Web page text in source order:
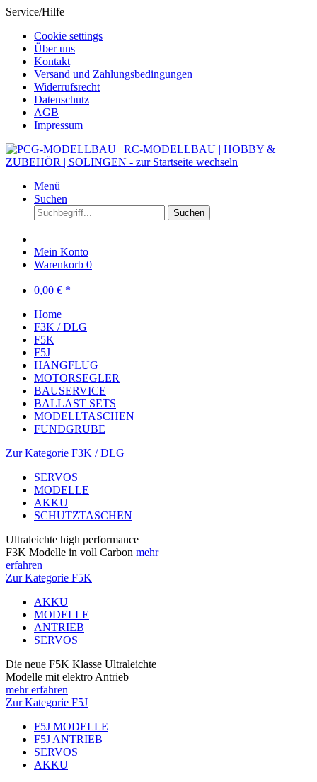
Service/Hilfe
Cookie settings
Über uns
Kontakt
Versand und Zahlungsbedingungen
Widerrufsrecht
Datenschutz
AGB
Impressum
Menü
Suchen
Suchen
Mein Konto
Warenkorb 0
0,00 € *
Home
F3K / DLG
F5K
F5J
HANGFLUG
MOTORSEGLER
BAUSERVICE
BALLAST SETS
MODELLTASCHEN
FUNDGRUBE
Zur Kategorie F3K / DLG
SERVOS
MODELLE
AKKU
SCHUTZTASCHEN
Ultraleichte high performance
F3K Modelle in voll Carbon mehr
erfahren
Zur Kategorie F5K
AKKU
MODELLE
ANTRIEB
SERVOS
Die neue F5K Klasse Ultraleichte
Modelle mit elektro Antrieb
mehr erfahren
Zur Kategorie F5J
F5J MODELLE
F5J ANTRIEB
SERVOS
AKKU